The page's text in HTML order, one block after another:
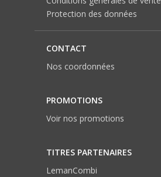
Protection des données
CONTACT
Nos coordonnées
PROMOTIONS
Voir nos promotions
TITRES PARTENAIRES
LemanCombi